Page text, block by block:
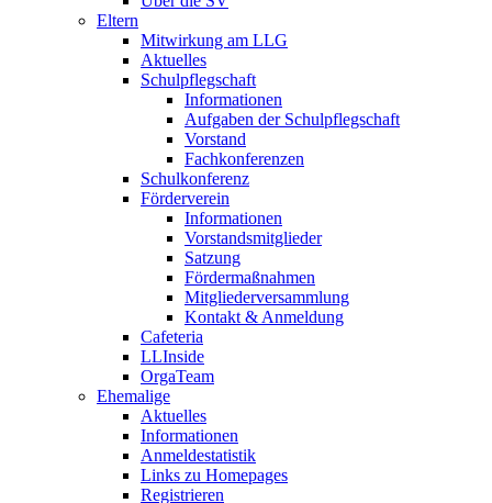
Eltern
Mitwirkung am LLG
Aktuelles
Schulpflegschaft
Informationen
Aufgaben der Schulpflegschaft
Vorstand
Fachkonferenzen
Schulkonferenz
Förderverein
Informationen
Vorstandsmitglieder
Satzung
Fördermaßnahmen
Mitgliederversammlung
Kontakt & Anmeldung
Cafeteria
LLInside
OrgaTeam
Ehemalige
Aktuelles
Informationen
Anmeldestatistik
Links zu Homepages
Registrieren